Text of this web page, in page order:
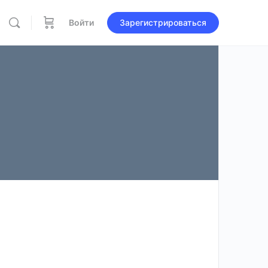
Войти Зарегистрироваться